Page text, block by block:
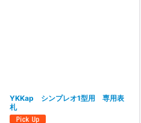
YKKap シンプレオ1型用 専用表
札